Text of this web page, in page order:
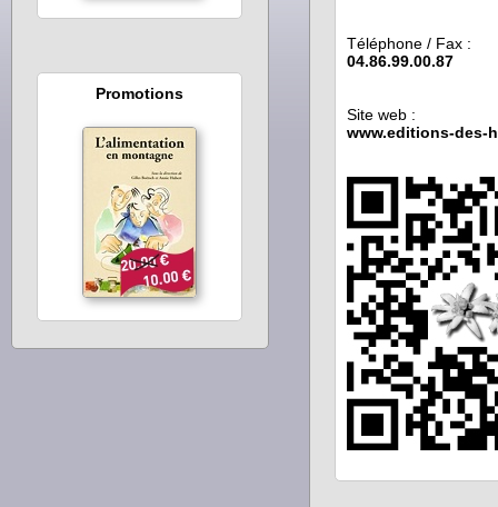
Téléphone / Fax :
04.86.99.00.87
Site web :
www.editions-des-
Promotions